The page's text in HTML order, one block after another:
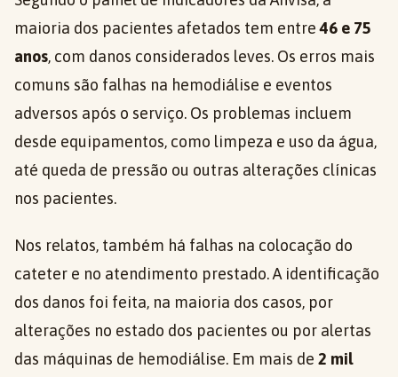
maioria dos pacientes afetados tem entre46 e 75
anos, com danos considerados leves. Os erros mais
comuns são falhas na hemodiálise e eventos
adversos após o serviço. Os problemas incluem
desde equipamentos, como limpeza e uso da água,
até queda de pressão ou outras alterações clínicas
nos pacientes.
Nos relatos, também há falhas na colocação do
cateter e no atendimento prestado. A identificação
dos danos foi feita, na maioria dos casos, por
alterações no estado dos pacientes ou por alertas
das máquinas de hemodiálise. Em mais de 2 mil